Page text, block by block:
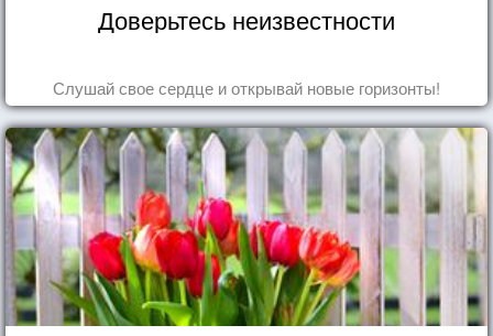
Доверьтесь неизвестности
Слушай свое сердце и открывай новые горизонты!